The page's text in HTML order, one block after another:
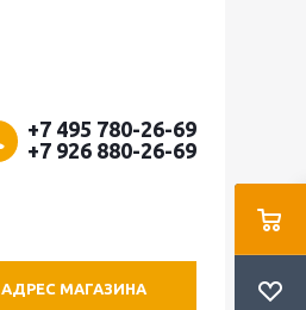
+7 495 780-26-69
+7 926 880-26-69
АДРЕС МАГАЗИНА